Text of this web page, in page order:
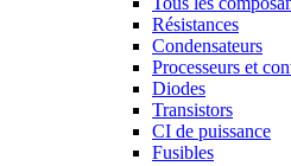
Résistances
Condensateurs
Processeurs et
Diodes
Transistors
CI de puissance
Fusibles